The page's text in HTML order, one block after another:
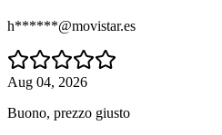
h******@movistar.es
Aug 04, 2026
Buono, prezzo giusto